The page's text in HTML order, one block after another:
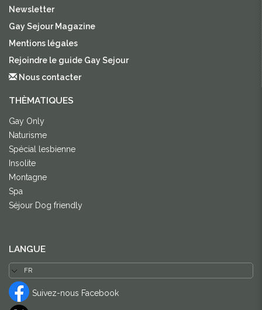
Newsletter
Gay Sejour Magazine
Mentions légales
Rejoindre le guide Gay Sejour
Nous contacter
THÈMATIQUES
Gay Only
Naturisme
Spécial lesbienne
Insolite
Montagne
Spa
Séjour Dog friendly
LANGUE
Suivez-nous Facebook